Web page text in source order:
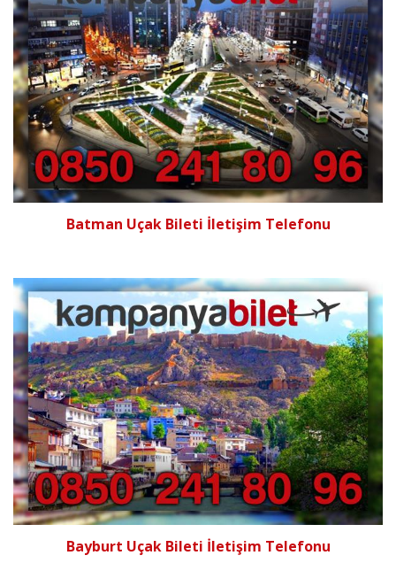
Batman Uçak Bileti İletişim Telefonu
Bayburt Uçak Bileti İletişim Telefonu